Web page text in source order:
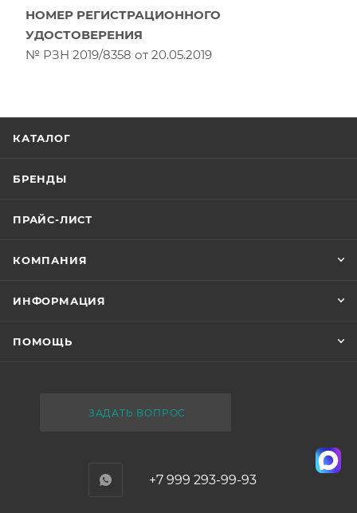
НОМЕР РЕГИСТРАЦИОННОГО
УДОСТОВЕРЕНИЯ
№ РЗН 2019/8358 от 20.05.2019
КАТАЛОГ
БРЕНДЫ
ПРАЙС-ЛИСТ
КОМПАНИЯ
ИНФОРМАЦИЯ
ПОМОЩЬ
ЗАДАТЬ ВОПРОС
+7 999 293-99-93